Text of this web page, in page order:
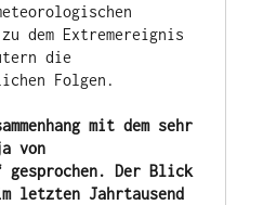
dem Extremereignis
die
Folgen.
mit dem sehr
von
gesprochen. Der Blick
letzten Jahrtausend